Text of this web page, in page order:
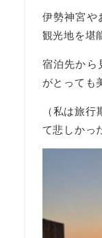
伊勢神宮や
観光地を堪
宿泊先から
がとっても
（私は旅
て悲しかっ